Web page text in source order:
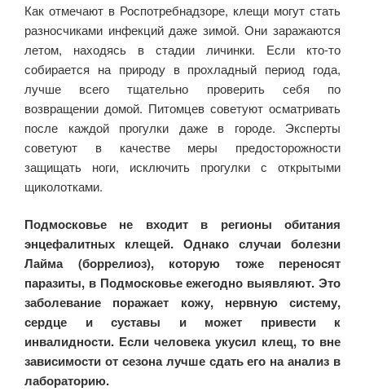
Как отмечают в Роспотребнадзоре, клещи могут стать
разносчиками инфекций даже зимой. Они заражаются
летом, находясь в стадии личинки. Если кто-то
собирается на природу в прохладный период года,
лучше всего тщательно проверить себя по
возвращении домой. Питомцев советуют осматривать
после каждой прогулки даже в городе. Эксперты
советуют в качестве меры предосторожности
защищать ноги, исключить прогулки с открытыми
щиколотками.
Подмосковье не входит в регионы обитания
энцефалитных клещей. Однако случаи болезни
Лайма (боррелиоз), которую тоже переносят
паразиты, в Подмосковье ежегодно выявляют. Это
заболевание поражает кожу, нервную систему,
сердце и суставы и может привести к
инвалидности. Если человека укусил клещ, то вне
зависимости от сезона лучше сдать его на анализ в
лабораторию.